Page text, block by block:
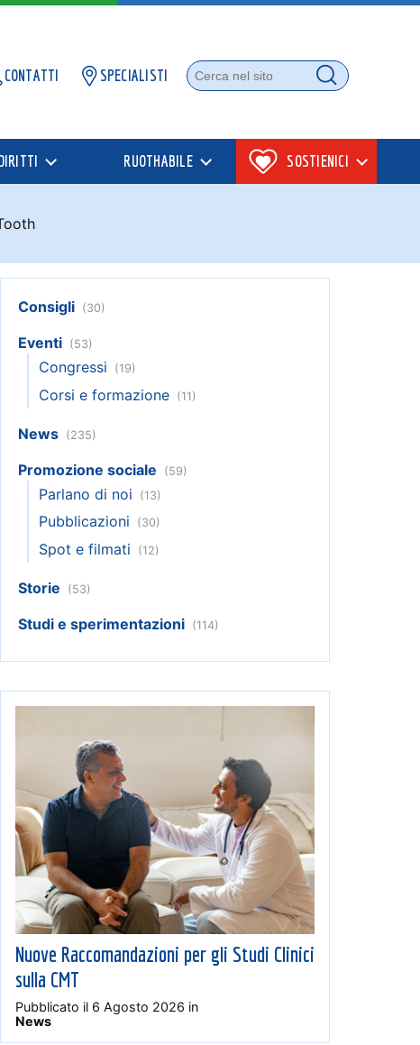
CONTATTI SPECIALISTI
Cerca nel sito
Cerca
RUOTHABILE SOSTIENICI
Consigli (30)
Eventi (53)
Congressi (19)
Corsi e formazione (11)
News (235)
Promozione sociale (59)
Parlano di noi (13)
Pubblicazioni (30)
Spot e filmati (12)
Storie (53)
Studi e sperimentazioni (114)
Nuove Raccomandazioni per gli Studi Clinici
sulla CMT
Pubblicato il 6 Agosto 2026 in
News